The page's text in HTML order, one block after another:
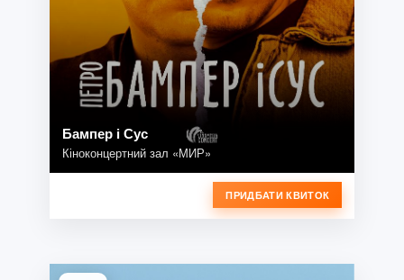
Бампер і Сус
Кіноконцертний зал «МИР»
ПРИДБАТИ КВИТОК